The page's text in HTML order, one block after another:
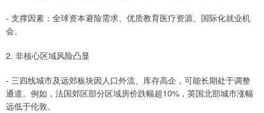
- 支撑因素：全球资本避险需求、优质教育医疗资源、国际化就业机
会。
2. 非核心区域风险凸显
- 三四线城市及远郊板块因人口外流、库存高企，可能长期处于调整
通道。例如，法国郊区部分区域房价跌幅超10%，英国北部城市涨幅
远低于伦敦。